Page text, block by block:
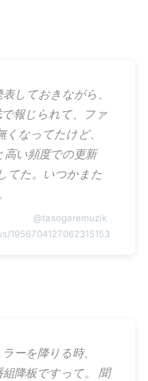
しておきながら、
で報じられて、ファ
くなってたけど、
高い頻度での更新
てた。いつかまた
@tasogaremuzik
1956704127062315153
ーを降りる時、
降板ですって。 聞